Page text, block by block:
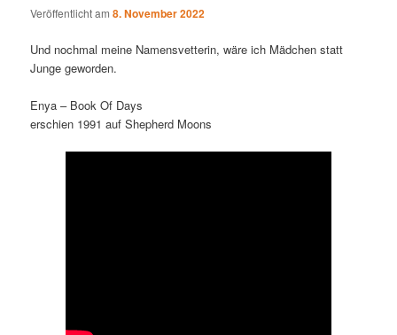
Veröffentlicht am8. November 2022
Und nochmal meine Namensvetterin, wäre ich Mädchen statt
Junge geworden.
Enya – Book Of Days
erschien 1991 auf Shepherd Moons